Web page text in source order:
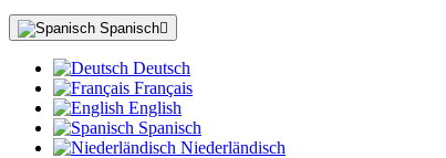
Spanisch
Deutsch
Français
English
Spanisch
Niederländisch